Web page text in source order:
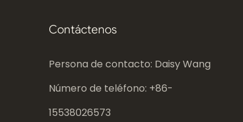
Contáctenos
Persona de contacto: Daisy Wang
Número de teléfono: +86-
15538026573